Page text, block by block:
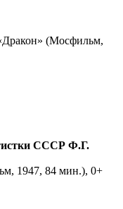
(Мосфильм,
СССР Ф.Г.
1947, 84 мин.), 0+